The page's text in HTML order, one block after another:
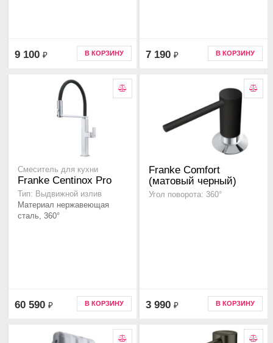
9 100 ₽ В КОРЗИНУ 7 190 ₽ В КОРЗИНУ
Смеситель для кухни
Franke Centinox Pro
Тип: Выдвижной излив
Материал нержавеющая
сталь, 360°
60 590 ₽ В КОРЗИНУ
Franke Comfort
(матовый черный)
Угол поворота: 360°
3 990 ₽ В КОРЗИНУ